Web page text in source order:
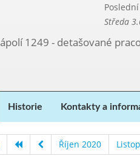
Středa
1249 - detašované
Historie Kontakty a
Říjen 2020